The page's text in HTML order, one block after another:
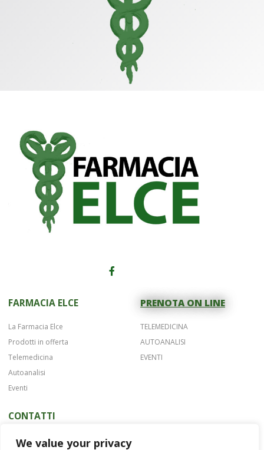
We value your privacy
FARMACIA ELCE
La Farmacia Elce
Prodotti in offerta
Telemedicina
Autoanalisi
Eventi
PRENOTA ON LINE
TELEMEDICINA
AUTOANALISI
EVENTI
CONTATTI
Telefono 075 42622